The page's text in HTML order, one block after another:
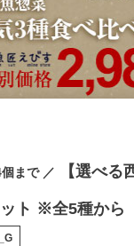
まで ／
【選べる
ト ※全5種から